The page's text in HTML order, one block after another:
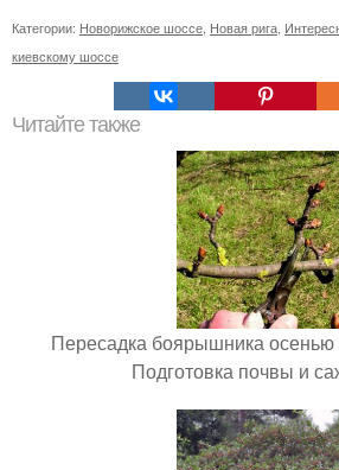
Категории: Новорижское шоссе Новая рига
киевскому шоссе
Читайте также
Пересадка боярышника осенью
Подготовка почвы и